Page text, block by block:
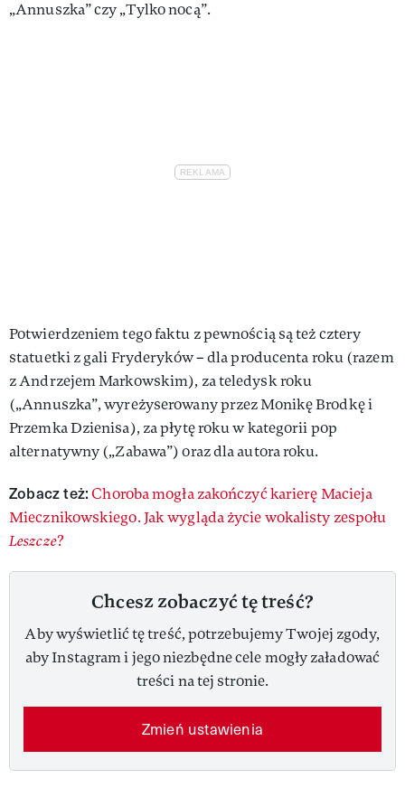
„Annuszka” czy „Tylko nocą”.
Potwierdzeniem tego faktu z pewnością są też cztery
statuetki z gali Fryderyków – dla producenta roku (razem
z Andrzejem Markowskim), za teledysk roku
(„Annuszka”, wyreżyserowany przez Monikę Brodkę i
Przemka Dzienisa), za płytę roku w kategorii pop
alternatywny („Zabawa”) oraz dla autora roku.
Zobacz też: Choroba mogła zakończyć karierę Macieja
Miecznikowskiego. Jak wygląda życie wokalisty zespołu
Leszcze?
Chcesz zobaczyć tę treść?
Aby wyświetlić tę treść, potrzebujemy Twojej zgody,
aby Instagram i jego niezbędne cele mogły załadować
treści na tej stronie.
Zmień ustawienia